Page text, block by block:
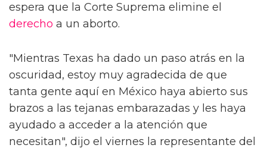
espera que la Corte Suprema elimine el
derecho a un aborto.
"Mientras Texas ha dado un paso atrás en la
oscuridad, estoy muy agradecida de que
tanta gente aquí en México haya abierto sus
brazos a las tejanas embarazadas y les haya
ayudado a acceder a la atención que
necesitan", dijo el viernes la representante del